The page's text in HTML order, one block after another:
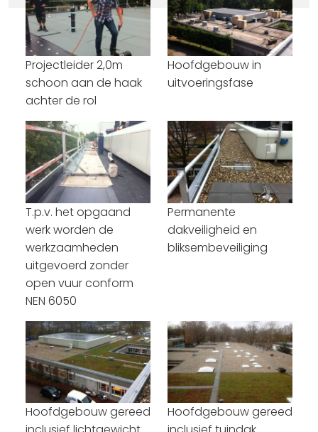
Projectleider 2,0m
schoon aan de haak
achter de rol
Hoofdgebouw in
uitvoeringsfase
T.p.v. het opgaand
werk worden de
werkzaamheden
uitgevoerd zonder
open vuur conform
NEN 6050
Permanente
dakveiligheid en
bliksembeveiliging
Hoofdgebouw gereed
Hoofdgebouw gereed